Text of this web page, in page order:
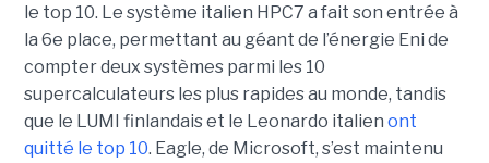
le top 10. Le système italien HPC7 a fait son entrée à
la 6e place, permettant au géant de l’énergie Eni de
compter deux systèmes parmi les 10
supercalculateurs les plus rapides au monde, tandis
que le LUMI finlandais et le Leonardo italien ont
quitté le top 10. Eagle, de Microsoft, s’est maintenu